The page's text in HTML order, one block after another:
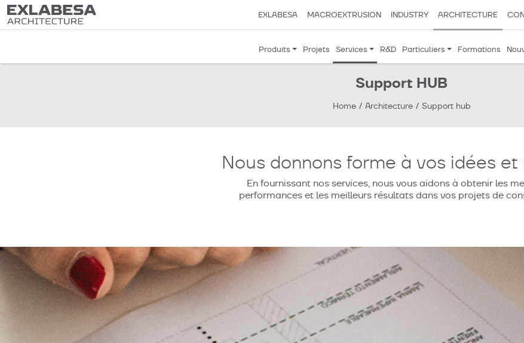
EXLABESA MACROEXTRUSION INDUSTRY ARCHITECTURE
Produits Projets Services R&D Particuliers Formations
Support HUB
Home / Architecture / Support hub
Nous donnons forme à vos idées
En fournissant nos services, nous vous aidons à obtenir les
performances et les meilleurs résultats dans vos projets de